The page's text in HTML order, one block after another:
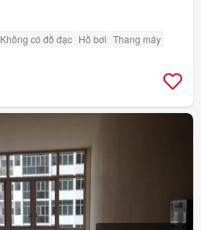
Không có đồ đạc Hồ bơi Thang máy